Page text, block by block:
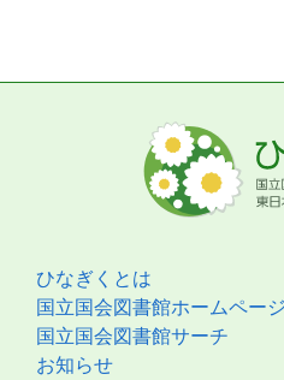
ひなぎくとは
国立国会図書館ホームページ
国立国会図書館サーチ
お知らせ